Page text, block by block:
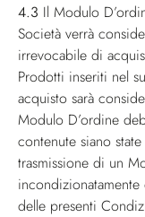
4.3 Il Modulo
Società verrà
irrevocabile di
Prodotti inseriti nel
acquisto sarà
Modulo D’ordine
contenute siano
trasmissione di un
delle presenti